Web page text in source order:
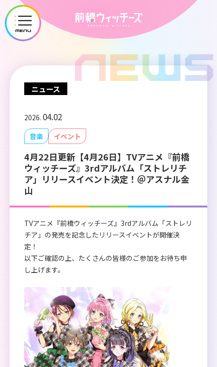
メ
ニ
ー
ニュース
2026. 04.02
音楽 イベント
4月22日更新【4月26日】TVアニメ『前橋
ウィッチーズ』3rdアルバム「ストレリチ
ア」リリースイベント決定！＠アスナル金
山
TVアニメ『前橋ウィッチーズ』3rdアルバム「ストレリ
チア」の発売を記念したリリースイベントが開催決
定！
以下ご確認の上、たくさんの皆様のご参加をお待ち申
し上げます。